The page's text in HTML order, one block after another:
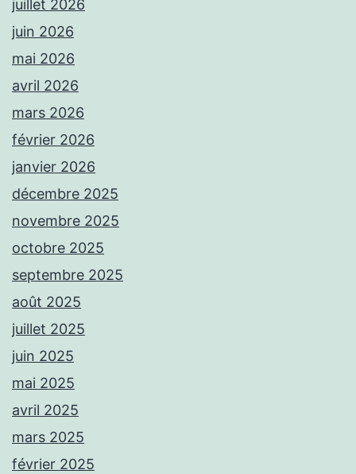
juillet 2026
juin 2026
mai 2026
avril 2026
mars 2026
février 2026
janvier 2026
décembre 2025
novembre 2025
octobre 2025
septembre 2025
août 2025
juillet 2025
juin 2025
mai 2025
avril 2025
mars 2025
février 2025